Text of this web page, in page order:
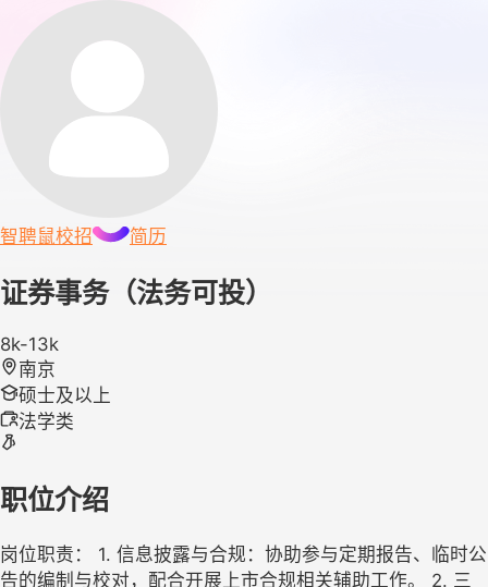
智聘鼠校招 简历
证券事务（法务可投）
8k-13k
南京
硕士及以上
法学类
职位介绍
岗位职责： 1. 信息披露与合规：协助参与定期报告、临时公
告的编制与校对，配合开展上市合规相关辅助工作。 2. 三